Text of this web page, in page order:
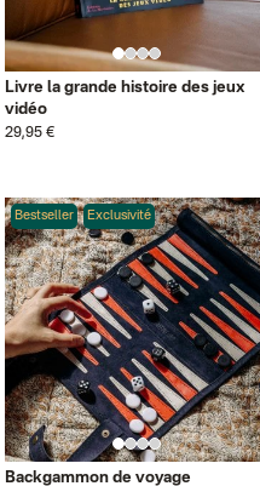
Livre la grande histoire des jeux
vidéo
29,95 €
Bestseller Exclusivité
Backgammon de voyage